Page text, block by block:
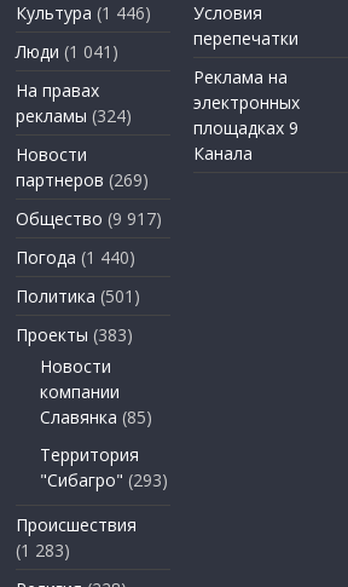
Культура (1 446)
Люди (1 041)
На правах
рекламы (324)
Новости
партнеров (269)
Общество (9 917)
Погода (1 440)
Политика (501)
Проекты (383)
Новости
компании
Славянка (85)
Территория
"Сибагро" (293)
Происшествия
(1 283)
Условия
перепечатки
Реклама на
электронных
площадках 9
Канала